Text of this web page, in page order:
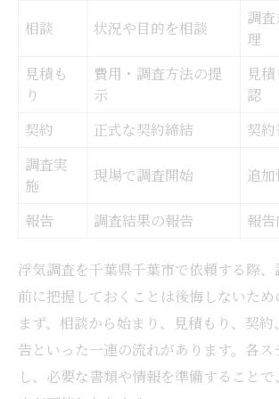
後悔しない浮気調査依頼のための
浮気調査の比較ポイント早見表
千葉市で選ぶべき浮気調査の
浮気調査の口コミや評判を活か
依頼先選びで失敗しないため
女性が安心できる調査会社の
離婚や慰謝料請求に活かす浮気調
離婚や慰謝料に有効な証拠種
浮気調査で裁判に強い証拠を
慰謝料請求で重視される浮気
証拠不十分にならないための
浮気調査の記録が離婚に与え
違法行為を避けて安心できる調査
相談 状況や目的を相談
調
理
見積も
り
費用・調査方法の提
示
見
認
契約
正式な契約締結
契
調査実
施
現場で調査開始 追
報告 調査結果の報告 報
浮気調査を千葉県千葉市で依頼する際
前に把握しておくことは後悔しないため
まず、相談から始まり、見積もり、契
告といった一連の流れがあります。各ス
し、必要な書類や情報を準備すること